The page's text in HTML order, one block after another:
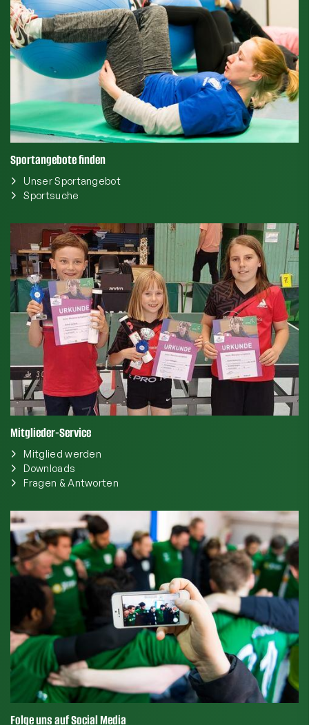
Sportangebote finden
Unser Sportangebot
Sportsuche
Mitglieder-Service
Mitglied werden
Downloads
Fragen & Antworten
Folge uns auf Social Media